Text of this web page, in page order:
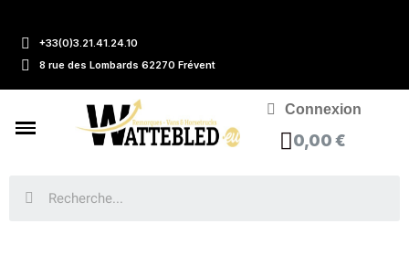
+33(0)3.21.41.24.10
8 rue des Lombards 62270 Frévent
Connexion
0,00 €